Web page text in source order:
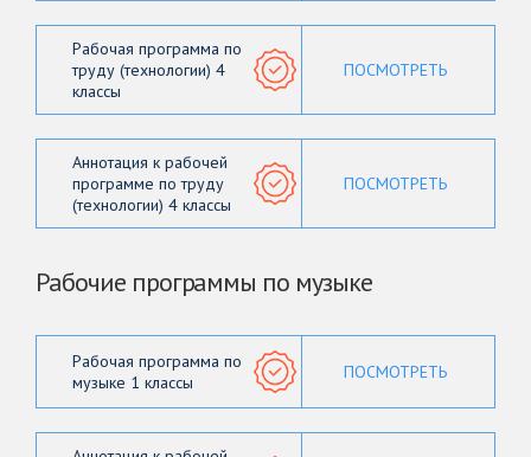
Рабочая программа по
труду (технологии) 4
классы
ПОСМОТРЕТЬ
Аннотация к рабочей
программе по труду
(технологии) 4 классы
ПОСМОТРЕТЬ
Рабочие программы по музыке
Рабочая программа по
музыке 1 классы
ПОСМОТРЕТЬ